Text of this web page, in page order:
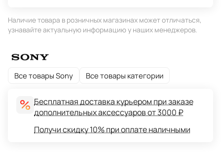
Наличие товара в розничных магазинах может отличаться,
узнавайте актуальную информацию у наших менеджеров.
Все товары Sony Все товары категории
Бесплатная доставка курьером при заказе
дополнительных аксессуаров от 3000 ₽
Получи скидку 10% при оплате наличными